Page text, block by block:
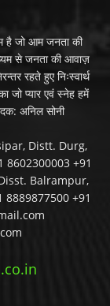
है जो आम जनता की
से जनता की आवाज़
रहते हुए निःस्वार्थ
जो प्यार एवं स्नेह हमें
अनिल सोनी
Distt. Durg,
+91
Balrampur,
+91